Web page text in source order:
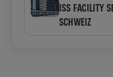
ISS FACILITY
SCHWEIZ